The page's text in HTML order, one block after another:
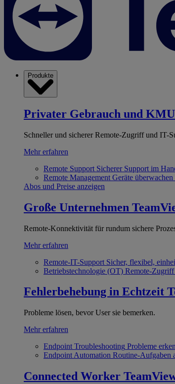
Produkte
Privater Gebrauch und KMU
Schneller und sicherer Remote-Zugriff und IT-
Mehr erfahren
Remote Support Sicherer Support im
Remote Management Geräte
Abos und Preise anzeigen
Große Unternehmen
Remote-Konnektivität für rundum sichere
Mehr erfahren
Remote-IT-Support Sicher, flexibel,
Betriebstechnologie (OT) Remote-
Fehlerbehebung in Echtzeit
Probleme lösen, bevor User sie bemerken.
Mehr erfahren
Endpoint Troubleshooting Probleme
Endpoint Automation Routine-Aufgaben
Connected Worker